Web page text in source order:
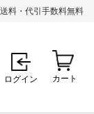
料・代引手数料無料
ログイン カート